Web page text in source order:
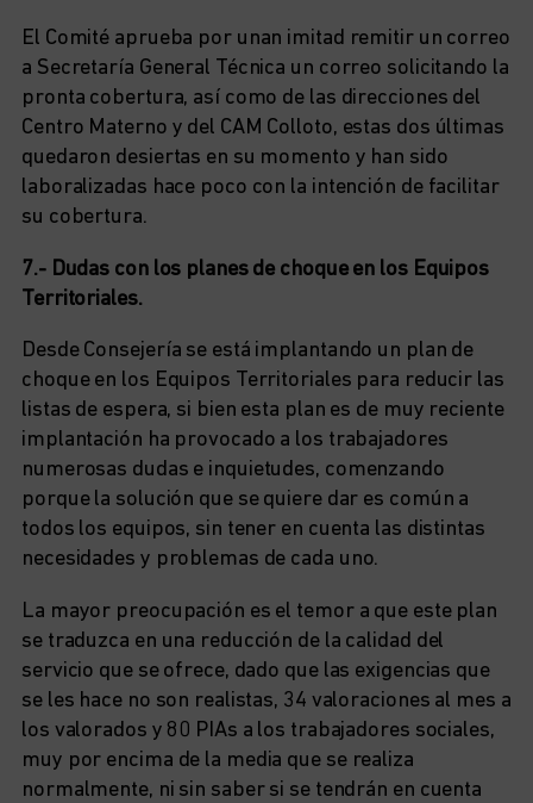
El Comité aprueba por unan imitad remitir un correo
a Secretaría General Técnica un correo solicitando la
pronta cobertura, así como de las direcciones del
Centro Materno y del CAM Colloto, estas dos últimas
quedaron desiertas en su momento y han sido
laboralizadas hace poco con la intención de facilitar
su cobertura.
7.- Dudas con los planes de choque en los Equipos
Territoriales.
Desde Consejería se está implantando un plan de
choque en los Equipos Territoriales para reducir las
listas de espera, si bien esta plan es de muy reciente
implantación ha provocado a los trabajadores
numerosas dudas e inquietudes, comenzando
porque la solución que se quiere dar es común a
todos los equipos, sin tener en cuenta las distintas
necesidades y problemas de cada uno.
La mayor preocupación es el temor a que este plan
se traduzca en una reducción de la calidad del
servicio que se ofrece, dado que las exigencias que
se les hace no son realistas, 34 valoraciones al mes a
los valorados y 80 PIAs a los trabajadores sociales,
muy por encima de la media que se realiza
normalmente, ni sin saber si se tendrán en cuenta